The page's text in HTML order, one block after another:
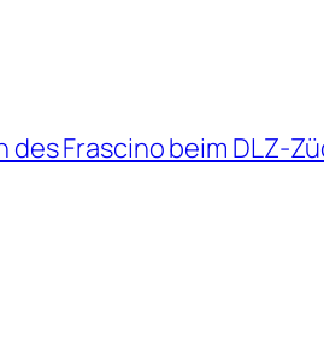
des Frascino beim DLZ-